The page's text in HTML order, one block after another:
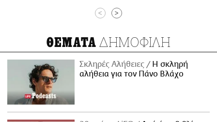
< >
ΘΕΜΑΤΑ ΔΗΜΟΦΙΛΗ
Σκληρές Αλήθειες
H σκληρή
αλήθεια για τον Πάνο Βλάχο